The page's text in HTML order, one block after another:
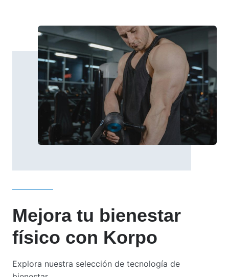
Mejora tu bienestar
físico con Korpo
Explora nuestra selección de tecnología de